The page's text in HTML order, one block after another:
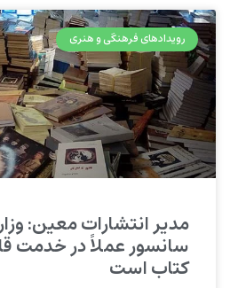
رویدادهای فرهنگی و هنری
مدیر انتشارات معین:
سانسور عملاً در خدمت
کتاب است